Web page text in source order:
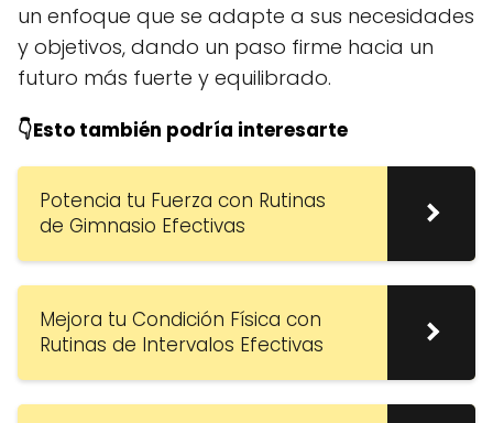
un enfoque que se adapte a sus necesidades
y objetivos, dando un paso firme hacia un
futuro más fuerte y equilibrado.
👇Esto también podría interesarte
Potencia tu Fuerza con Rutinas
de Gimnasio Efectivas
Mejora tu Condición Física con
Rutinas de Intervalos Efectivas